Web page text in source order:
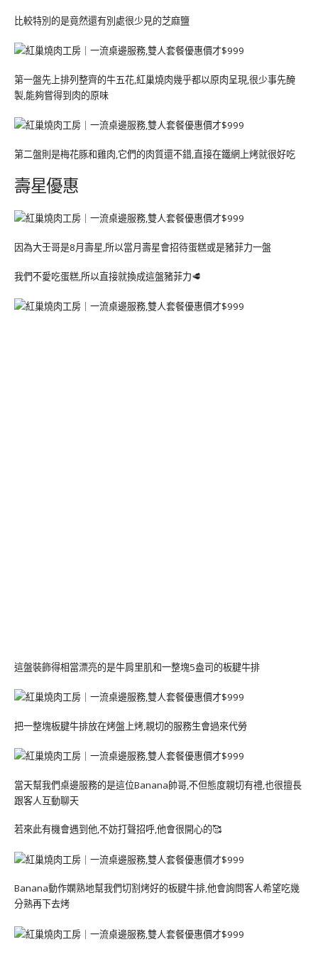
比較特別的是竟然還有別處很少見的芝麻鹽
第一盤先上排列整齊的牛五花,紅巢燒肉幾乎都以原肉呈現,很少事先醃
製,能夠嘗得到肉的原味
第二盤則是梅花豚和雞肉,它們的肉質還不錯,直接在鐵網上烤就很好吃
壽星優惠
因為大壬哥是8月壽星,所以當月壽星會招待蛋糕或是豬菲力一盤
我們不愛吃蛋糕,所以直接就換成這盤豬菲力🥩
這盤裝飾得相當漂亮的是牛肩里肌和一整塊5盎司的板腱牛排
把一整塊板腱牛排放在烤盤上烤,親切的服務生會過來代勞
當天幫我們桌邊服務的是這位Banana帥哥,不但態度親切有禮,也很擅長
跟客人互動聊天
若來此有機會遇到他,不妨打聲招呼,他會很開心的🥰
Banana動作嫻熟地幫我們切割烤好的板腱牛排,他會詢問客人希望吃幾
分熟再下去烤